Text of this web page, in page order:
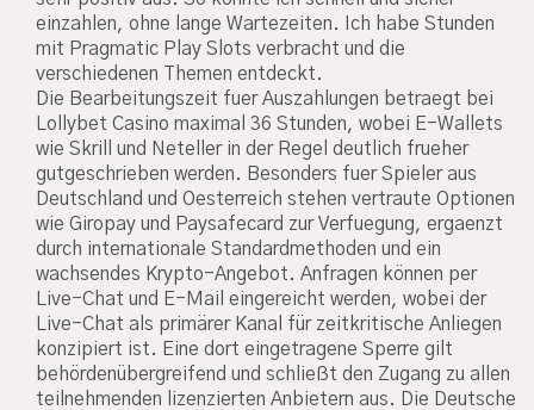
einzahlen, ohne lange Wartezeiten. Ich habe Stunden
mit Pragmatic Play Slots verbracht und die
verschiedenen Themen entdeckt.
Die Bearbeitungszeit fuer Auszahlungen betraegt bei
Lollybet Casino maximal 36 Stunden, wobei E-Wallets
wie Skrill und Neteller in der Regel deutlich frueher
gutgeschrieben werden. Besonders fuer Spieler aus
Deutschland und Oesterreich stehen vertraute Optionen
wie Giropay und Paysafecard zur Verfuegung, ergaenzt
durch internationale Standardmethoden und ein
wachsendes Krypto-Angebot. Anfragen können per
Live-Chat und E-Mail eingereicht werden, wobei der
Live-Chat als primärer Kanal für zeitkritische Anliegen
konzipiert ist. Eine dort eingetragene Sperre gilt
behördenübergreifend und schließt den Zugang zu allen
teilnehmenden lizenzierten Anbietern aus. Die Deutsche